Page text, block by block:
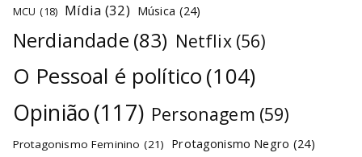
MCU (18) Mídia (32) Música (24)
Nerdiandade (83) Netflix (56)
O Pessoal é político(104)
Opinião(117) Personagem (59)
Protagonismo Feminino (21) Protagonismo Negro (24)